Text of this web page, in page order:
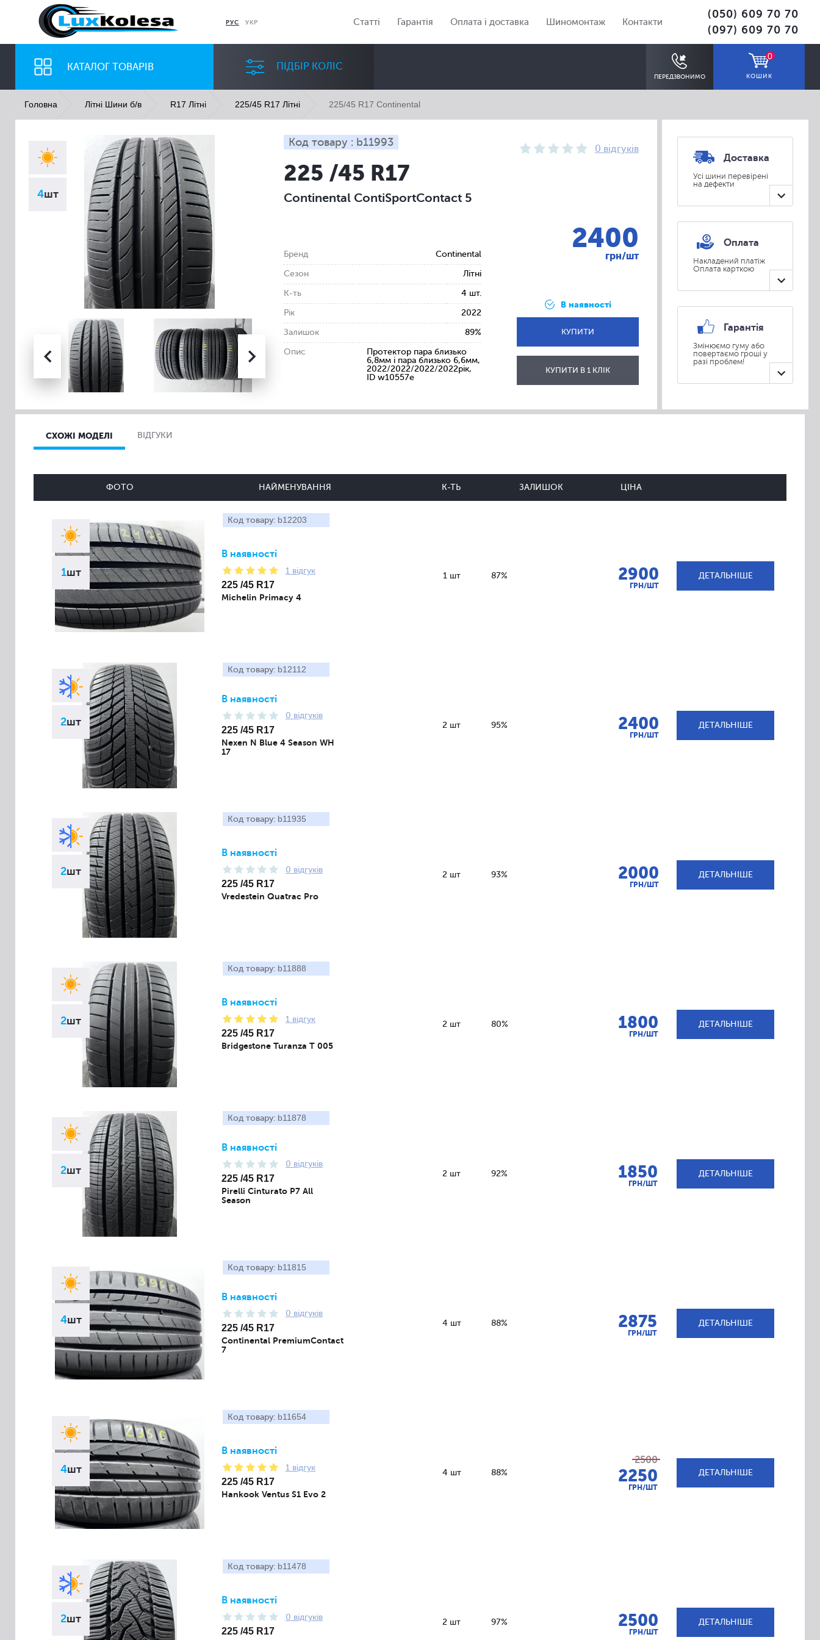
РУС УКР Статті Гарантія Оплата і доставка Шиномонтаж Контакти
(050) 609 70 70
(097) 609 70 70
КАТАЛОГ ТОВАРІВ ПІДБІР КОЛІС
ПЕРЕДЗВОНИМО
0
КОШИК
ШИНИ ДИСКИ
Ширина
Всі
Профіль
Всі
Діаметр
Всі
Сезон
Всі
Головна Літні Шини б/в R17 Літні 225/45 R17 Літні 225/45 R17 Continental
4шт
Код товару : b11993
0 відгуків
225 /45 R17
Continental ContiSportContact 5
Бренд Continental
Сезон Літні
К-ть 4 шт.
Рік 2022
Залишок 89%
Опис
Протектор пара близько
6,8мм і пара близько 6,6мм,
2022/2022/2022/2022рік,
ID w10557e
2400
грн/шт
В наявності
КУПИТИ
ВІДПРАВИТИ
КУПИТИ В 1 КЛІК
Доставка
Усі шини перевірені
на дефекти
Оплата
Накладений платіж
Оплата карткою
Гарантія
Змінюємо гуму або
повертаємо гроші у
разі проблем!
СХОЖІ МОДЕЛІ ВІДГУКИ
ФОТО НАЙМЕНУВАННЯ К-ТЬ ЗАЛИШОК ЦІНА
1шт
Код товару: b12203
В наявності
1 відгук
225 /45 R17
Michelin Primacy 4
1 шт 87% 2900
ГРН/ШТ
ДЕТАЛЬНІШЕ
2шт
Код товару: b12112
В наявності
0 відгуків
225 /45 R17
Nexen N Blue 4 Season WH
17
2 шт 95% 2400
ГРН/ШТ
ДЕТАЛЬНІШЕ
2шт
Код товару: b11935
В наявності
0 відгуків
225 /45 R17
Vredestein Quatrac Pro
2 шт 93% 2000
ГРН/ШТ
ДЕТАЛЬНІШЕ
2шт
Код товару: b11888
В наявності
1 відгук
225 /45 R17
Bridgestone Turanza T 005
2 шт 80% 1800
ГРН/ШТ
ДЕТАЛЬНІШЕ
2шт
Код товару: b11878
В наявності
0 відгуків
225 /45 R17
Pirelli Cinturato P7 All
Season
2 шт 92% 1850
ГРН/ШТ
ДЕТАЛЬНІШЕ
4шт
Код товару: b11815
В наявності
0 відгуків
225 /45 R17
Continental PremiumContact
7
4 шт 88% 2875
ГРН/ШТ
ДЕТАЛЬНІШЕ
4шт
Код товару: b11654
В наявності
1 відгук
225 /45 R17
Hankook Ventus S1 Evo 2
4 шт 88%
2500
2250
ГРН/ШТ
ДЕТАЛЬНІШЕ
2шт
Код товару: b11478
В наявності
0 відгуків
225 /45 R17
2 шт 97% 2500
ГРН/ШТ
ДЕТАЛЬНІШЕ